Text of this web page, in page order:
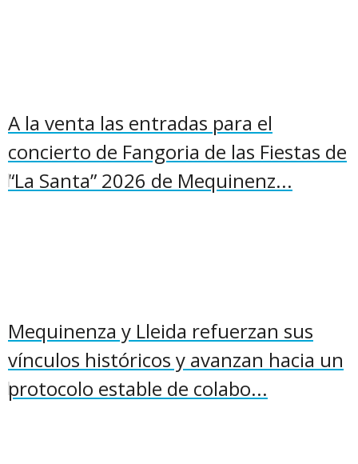
A la venta las entradas para el
concierto de Fangoria de las Fiestas de
“La Santa” 2026 de Mequinenz...
Mequinenza y Lleida refuerzan sus
vínculos históricos y avanzan hacia un
protocolo estable de colabo...